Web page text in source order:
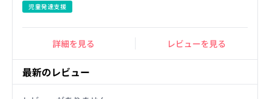
児童発達支援
詳細を見る レビューを見る
最新のレビュー